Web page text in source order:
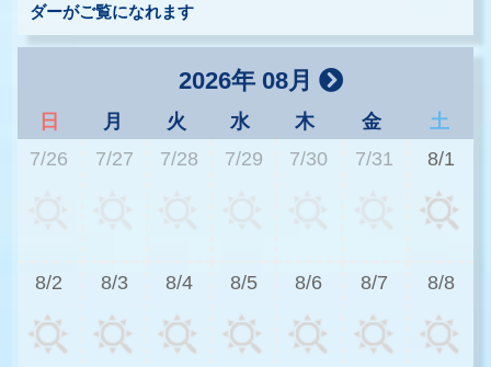
ダーがご覧になれます
2026年 08月
日 月 火 水 木 金
土
7/26
7/27 7/28 7/29 7/30 7/31 8/1
8/2 8/3 8/4 8/5 8/6 8/7 8/8